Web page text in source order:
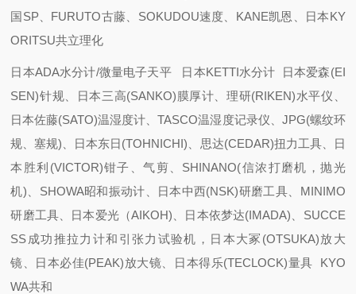
国SP、FURUTO古藤、SOKUDOU速度、KANE凯恩、日本KY
ORITSU共立理化
日本ADA水分计/微量电子天平 日本KETTI水分计 日本爱森(EI
SEN)针规、日本三高(SANKO)膜厚计、理研(RIKEN)水平仪、
日本佐藤(SATO)温湿度计、TASCO温湿度记录仪、JPG(螺纹环
规、塞规)、日本东日(TOHNICHI)、思达(CEDAR)扭力工具、日
本胜利(VICTOR)钳子、气剪、SHINANO(信浓打磨机，抛光
机)、SHOWA昭和振动计、日本中西(NSK)研磨工具、MINIMO
研磨工具、日本爱光（AIKOH)、日本依梦达(IMADA)、SUCCE
SS成功推拉力计和引张力试验机，日本大冢(OTSUKA)放大
镜、日本必佳(PEAK)放大镜、日本得乐(TECLOCK)量具 KYO
WA共和